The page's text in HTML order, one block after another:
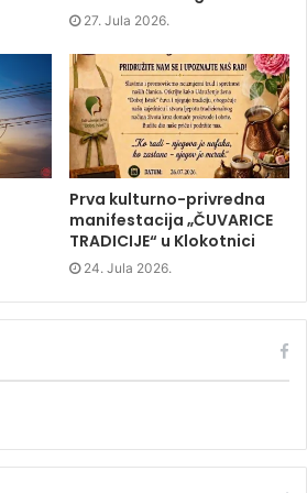
27. Jula 2026.
Prva kulturno-privredna
manifestacija „ČUVARICE
TRADICIJE“ u Klokotnici
24. Jula 2026.